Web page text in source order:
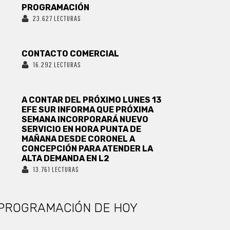
PROGRAMACIÓN
23.627 LECTURAS
CONTACTO COMERCIAL
16.292 LECTURAS
A CONTAR DEL PRÓXIMO LUNES 13
EFE SUR INFORMA QUE PRÓXIMA
SEMANA INCORPORARÁ NUEVO
SERVICIO EN HORA PUNTA DE
MAÑANA DESDE CORONEL A
CONCEPCIÓN PARA ATENDER LA
ALTA DEMANDA EN L2
13.761 LECTURAS
DE HOY